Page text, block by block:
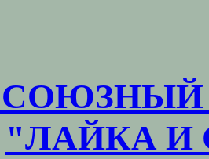
"ЛАЙКА И